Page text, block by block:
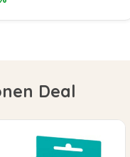
Deal